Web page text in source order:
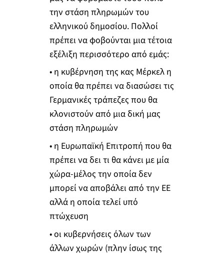
την στάση πληρωμών του
ελληνικού δημοσίου. Πολλοί
πρέπει να φοβούνται μια τέτοια
εξέλιξη περισσότερο από εμάς:
• η κυβέρνηση της κας Μέρκελ η
οποία θα πρέπει να διασώσει τις
Γερμανικές τράπεζες που θα
κλονιστούν από μια δική μας
στάση πληρωμών
• η Ευρωπαϊκή Επιτροπή που θα
πρέπει να δει τι θα κάνει με μία
χώρα-μέλος την οποία δεν
μπορεί να αποβάλει από την ΕΕ
αλλά η οποία τελεί υπό
πτώχευση
• οι κυβερνήσεις όλων των
άλλων χωρών (πλην ίσως της